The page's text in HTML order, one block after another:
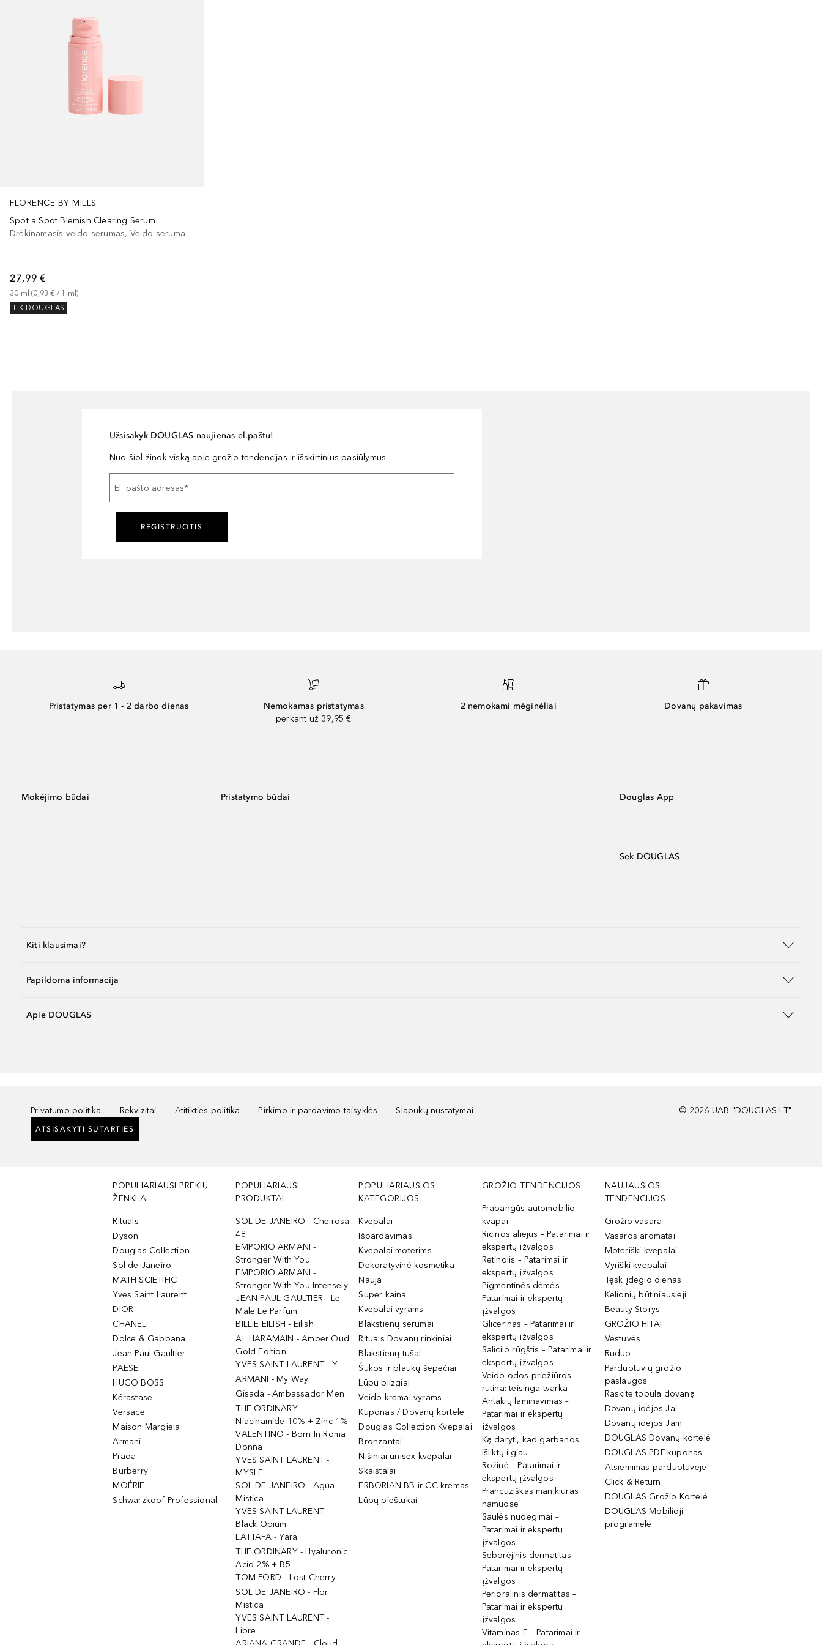
FLORENCE BY MILLS
Spot a Spot Blemish Clearing Serum
Drėkinamasis veido serumas, Veido serumas/koncentratas
27,99 €
30 ml (0,93 € / 1 ml)
TIK DOUGLAS
Užsisakyk DOUGLAS naujienas el.paštu!
Nuo šiol žinok viską apie grožio tendencijas ir išskirtinius pasiūlymus
El. pašto adresas*
REGISTRUOTIS
Pristatymas per 1 - 2 darbo dienas
Nemokamas pristatymas
perkant už 39,95 €
2 nemokami mėginėliai Dovanų pakavimas
Mokėjimo būdai Pristatymo būdai Douglas App
Sek DOUGLAS
Kiti klausimai?
Papildoma informacija
Apie DOUGLAS
Privatumo politika Rekvizitai Atitikties politika Pirkimo ir pardavimo taisyklės Slapukų nustatymai
ATSISAKYTI SUTARTIES
© 2026 UAB "DOUGLAS LT"
POPULIARIAUSI PREKIŲ
ŽENKLAI
Rituals
Dyson
Douglas Collection
Sol de Janeiro
MATH SCIETIFIC
Yves Saint Laurent
DIOR
CHANEL
Dolce & Gabbana
Jean Paul Gaultier
PAESE
HUGO BOSS
Kérastase
Versace
Maison Margiela
Armani
Prada
Burberry
MOÉRIE
Schwarzkopf Professional
POPULIARIAUSI
PRODUKTAI
SOL DE JANEIRO - Cheirosa
48
EMPORIO ARMANI -
Stronger With You
EMPORIO ARMANI -
Stronger With You Intensely
JEAN PAUL GAULTIER - Le
Male Le Parfum
BILLIE EILISH - Eilish
AL HARAMAIN - Amber Oud
Gold Edition
YVES SAINT LAURENT - Y
ARMANI - My Way
Gisada - Ambassador Men
THE ORDINARY -
Niacinamide 10% + Zinc 1%
VALENTINO - Born In Roma
Donna
YVES SAINT LAURENT -
MYSLF
SOL DE JANEIRO - Agua
Mistica
YVES SAINT LAURENT -
Black Opium
LATTAFA - Yara
THE ORDINARY - Hyaluronic
Acid 2% + B5
TOM FORD - Lost Cherry
SOL DE JANEIRO - Flor
Mistica
YVES SAINT LAURENT -
Libre
POPULIARIAUSIOS
KATEGORIJOS
Kvepalai
Išpardavimas
Kvepalai moterims
Dekoratyvinė kosmetika
Nauja
Super kaina
Kvepalai vyrams
Blakstienų serumai
Rituals Dovanų rinkiniai
Blakstienų tušai
Šukos ir plaukų šepečiai
Lūpų blizgiai
Veido kremai vyrams
Kuponas / Dovanų kortelė
Douglas Collection Kvepalai
Bronzantai
Nišiniai unisex kvepalai
Skaistalai
ERBORIAN BB ir CC kremas
Lūpų pieštukai
GROŽIO TENDENCIJOS
Prabangūs automobilio
kvapai
Ricinos aliejus – Patarimai ir
ekspertų įžvalgos
Retinolis – Patarimai ir
ekspertų įžvalgos
Pigmentinės dėmės –
Patarimai ir ekspertų
įžvalgos
Glicerinas – Patarimai ir
ekspertų įžvalgos
Salicilo rūgštis – Patarimai ir
ekspertų įžvalgos
Veido odos priežiūros
rutina: teisinga tvarka
Antakių laminavimas –
Patarimai ir ekspertų
įžvalgos
Ką daryti, kad garbanos
išliktų ilgiau
Rožinė – Patarimai ir
ekspertų įžvalgos
Prancūziškas manikiūras
namuose
Saulės nudegimai –
Patarimai ir ekspertų
įžvalgos
Seborėjinis dermatitas –
Patarimai ir ekspertų
įžvalgos
Perioralinis dermatitas –
Patarimai ir ekspertų
įžvalgos
Vitaminas E – Patarimai ir
NAUJAUSIOS
TENDENCIJOS
Grožio vasara
Vasaros aromatai
Moteriški kvepalai
Vyriški kvepalai
Tęsk įdegio dienas
Kelionių būtiniausieji
Beauty Storys
GROŽIO HITAI
Vestuvės
Ruduo
Parduotuvių grožio
paslaugos
Raskite tobulą dovaną
Dovanų idėjos Jai
Dovanų idėjos Jam
DOUGLAS Dovanų kortelė
DOUGLAS PDF kuponas
Atsiėmimas parduotuvėje
Click & Return
DOUGLAS Grožio Kortelė
DOUGLAS Mobilioji
programėlė